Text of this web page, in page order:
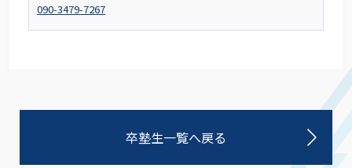
090-3479-7267
卒塾生一覧へ戻る